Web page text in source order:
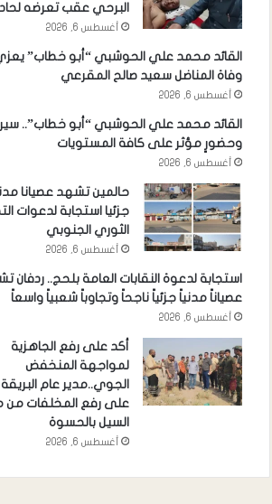
البرحي عقب تعرضه
أغسطس 6, 2026
القائد محمد علي الحوشبي “أبو خطاب”
وفاة المناضل سعيد صالح المقرعي
أغسطس 6, 2026
القائد محمد علي الحوشبي “أبو خطاب”..
وحضورٍ مؤثر على كافة المستويات
أغسطس 6, 2026
حالمين تشهد عصيانا
جزئيا استجابة لدعوات
الثوري الجنوبي
أغسطس 6, 2026
استجابة لدعوة النقابات العامة بلحج.. ردفان
عصياناً مدنياً جزئياً ناجحاً وتجاوباً شعبياً واسعاً
أغسطس 6, 2026
أكد على رفع الجاهزية
لمواجهة المنخفض
الجوي..مدير عام
على رفع المخلفات
السيل بالحسوة
أغسطس 6, 2026